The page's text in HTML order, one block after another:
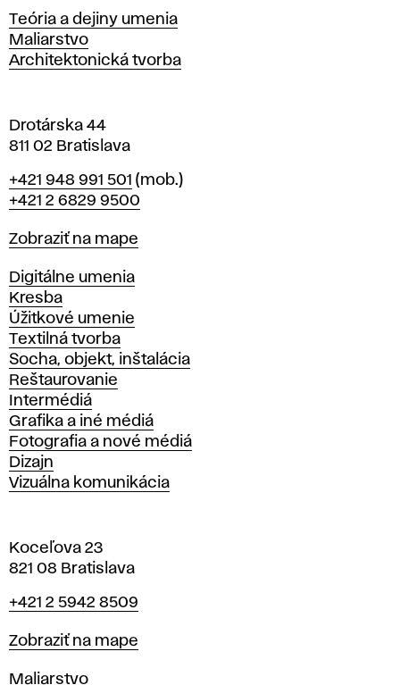
l
a
v
Katedry
Teória a dejiny umenia
Maliarstvo
Architektonická tvorba
Drotárska 44
811 02 Bratislava
Telefón
+421 948 991 501 (mob.)
+421 2 6829 9500
Mapa
Zobraziť na mape
Katedry
Digitálne umenia
Kresba
Úžitkové umenie
Textilná tvorba
Socha, objekt, inštalácia
Reštaurovanie
Intermédiá
Grafika a iné médiá
Fotografia a nové médiá
Dizajn
Vizuálna komunikácia
Koceľova 23
821 08 Bratislava
Telefón
+421 2 5942 8509
Mapa
Zobraziť na mape
Katedry
Maliarstvo